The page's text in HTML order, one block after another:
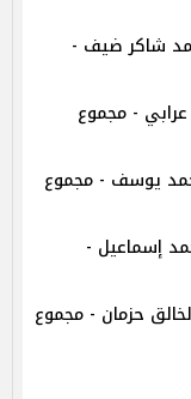
شاكر ضيف -
- مجموع
يوسف - مجموع
إسماعيل -
حزمان - مجموع